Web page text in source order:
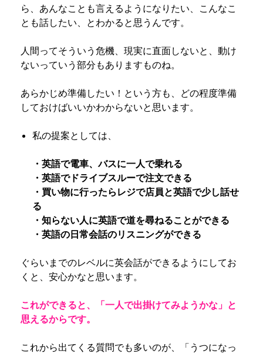
ら、あんなことも言えるようになりたい、こんなこ
とも話したい、とわかると思うんです。
人間ってそういう危機、現実に直面しないと、動け
ないっていう部分もありますものね。
あらかじめ準備したい！という方も、どの程度準備
しておけばいいかわからないと思います。
私の提案としては、
・英語で電車、バスに一人で乗れる
・英語でドライブスルーで注文できる
・買い物に行ったらレジで店員と英語で少し話せ
る
・知らない人に英語で道を尋ねることができる
・英語の日常会話のリスニングができる
ぐらいまでのレベルに英会話ができるようにしてお
くと、安心かなと思います。
これができると、「一人で出掛けてみようかな」と
思えるからです。
これから出てくる質問でも多いのが、「うつになっ